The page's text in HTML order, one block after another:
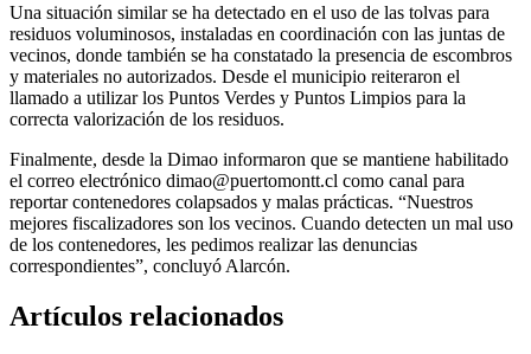
Una situación similar se ha detectado en el uso de las tolvas para
residuos voluminosos, instaladas en coordinación con las juntas de
vecinos, donde también se ha constatado la presencia de escombros
y materiales no autorizados. Desde el municipio reiteraron el
llamado a utilizar los Puntos Verdes y Puntos Limpios para la
correcta valorización de los residuos.
Finalmente, desde la Dimao informaron que se mantiene habilitado
el correo electrónico dimao@puertomontt.cl como canal para
reportar contenedores colapsados y malas prácticas. “Nuestros
mejores fiscalizadores son los vecinos. Cuando detecten un mal uso
de los contenedores, les pedimos realizar las denuncias
correspondientes”, concluyó Alarcón.
Artículos relacionados